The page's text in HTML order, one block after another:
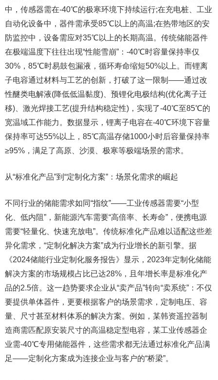
中，传感器需在-40℃的极寒环境下持续运行;在充电桩、工业
自动化设备中，器件需承受85℃以上的高温;在热带地区的安
防监控中，设备需应对35℃以上的长期高温。传统储能器件
在极端温度下往往出现“性能雪崩”：-40℃时容量保持率仅
30%，85℃时易鼓包漏液，循环寿命缩短50%以上。而锂离
子电容通过材料与工艺的创新，打破了这一限制——通过改
性醚类电解液(降低低温黏度)、预锂化电极结构(优化离子迁
移)、激光焊接工艺(提升结构稳定性)，实现了-40℃至85℃的
宽温域工作能力。数据显示，锂离子电容在-40℃环境下容量
保持率可达55%以上，85℃高温存储1000小时后容量保持率
≥95%，满足了高原、沙漠、极寒等极端场景的需求。
从“标准化产品”到“定制化方案”：场景化需求的崛起
不同行业的储能需求如同“指纹”——工业传感器需要“小型
化、低内阻”，新能源汽车需要“高倍率、长寿命”，便携电源
需要“轻量化、快速充放电”。传统标准化产品难以适配这些差
异化需求，“定制化解决方案”成为行业增长的新引擎。据
《2024储能行业定制化服务报告》显示，2023年定制化储能
解决方案的市场规模占比已达28%，且年增长率是标准化产
品的2.5倍。这一趋势要求企业从“卖产品”转向“卖系统”：不仅
要提供单体器件，更要根据客户的场景需求，定制电压、容
量、尺寸甚至材料体系的解决方案。例如，某韩资遥控器制
造商需匹配原安装尺寸的高温稳定型电容，某工业传感器企
业需-40℃专用储能器件，这些需求都无法通过标准化产品满
足——定制化方案成为连接企业与客户的“桥梁”。